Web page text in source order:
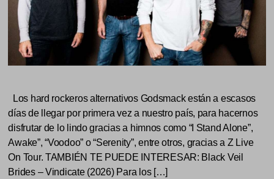
Los hard rockeros alternativos Godsmack están a escasos
días de llegar por primera vez a nuestro país, para hacernos
disfrutar de lo lindo gracias a himnos como “I Stand Alone”,
Awake”, “Voodoo” o “Serenity”, entre otros, gracias a Z Live
On Tour. TAMBIÉN TE PUEDE INTERESAR: Black Veil
Brides – Vindicate (2026) Para los […]